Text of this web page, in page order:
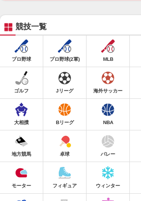
競技一覧
プロ野球 プロ野球(2軍) MLB
ゴルフ Jリーグ 海外サッカー
大相撲 Bリーグ NBA
地方競馬 卓球 バレー
モーター フィギュア ウィンター